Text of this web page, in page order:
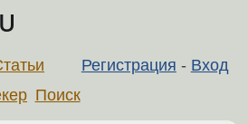
Регистрация - Вход
Поиск